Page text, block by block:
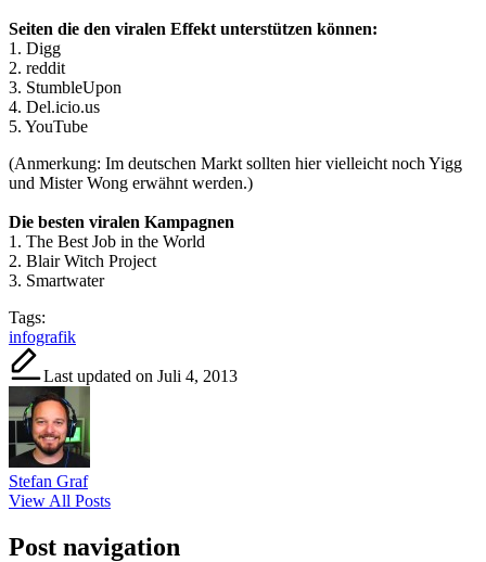
Seiten die den viralen Effekt unterstützen können:
1. Digg
2. reddit
3. StumbleUpon
4. Del.icio.us
5. YouTube
(Anmerkung: Im deutschen Markt sollten hier vielleicht noch Yigg
und Mister Wong erwähnt werden.)
Die besten viralen Kampagnen
1. The Best Job in the World
2. Blair Witch Project
3. Smartwater
Tags:
infografik
Last updated on Juli 4, 2013
Stefan Graf
View All Posts
Post navigation